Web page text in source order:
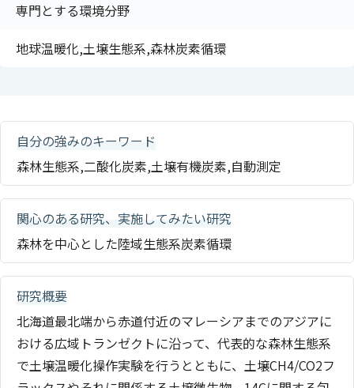
専門とする環境分野
地球温暖化,土壌生態系,森林炭素循環
自分の強みのキーワード
森林生態系,二酸化炭素,土壌有機炭素,自動測定
関心のある研究、実施してみたい研究
森林を中心とした陸域生態系炭素循環
研究概要
北海道最北端から赤道付近のマレーシアまでのアジアに
おける広域トランゼクトに沿って、代表的な森林生態系
で土壌温暖化操作実験を行うとともに、土壌CH4/CO2フ